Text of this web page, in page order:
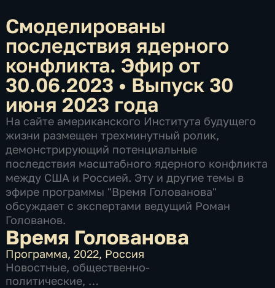
Смоделированы
последствия ядерного
конфликта. Эфир от
30.06.2023 • Выпуск 30
июня 2023 года
На сайте американского Института будущего
жизни размещен трехминутный ролик,
демонстрирующий потенциальные
последствия масштабного ядерного конфликта
между США и Россией. Эту и другие темы в
эфире программы "Время Голованова"
обсуждает с экспертами ведущий Роман
Голованов.
Время Голованова
Программа,2022, Россия
Новостные, общественно-
политические,